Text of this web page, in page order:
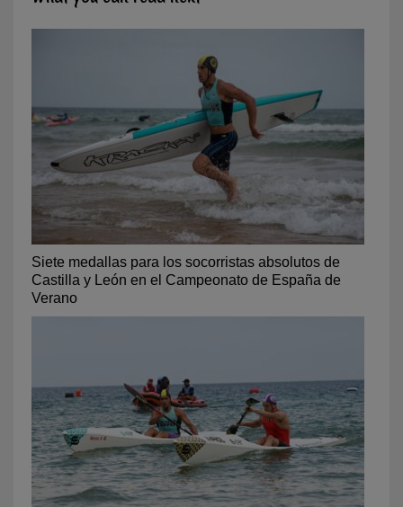
Siete medallas para los socorristas absolutos de
Castilla y León en el Campeonato de España de
Verano